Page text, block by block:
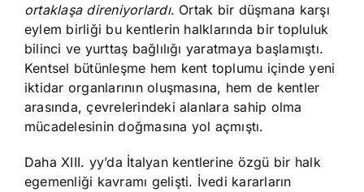
ortaklaşa direniyorlardı. Ortak bir düşmana karşı
eylem birliği bu kentlerin halklarında bir topluluk
bilinci ve yurttaş bağlılığı yaratmaya başlamıştı.
Kentsel bütünleşme hem kent toplumu içinde yeni
iktidar organlarının oluşmasına, hem de kentler
arasında, çevrelerindeki alanlara sahip olma
mücadelesinin doğmasına yol açmıştı.
Daha XIII. yy’da İtalyan kentlerine özgü bir halk
egemenliği kavramı gelişti. İvedi kararların